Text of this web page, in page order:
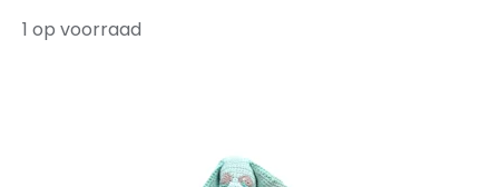
1 op voorraad